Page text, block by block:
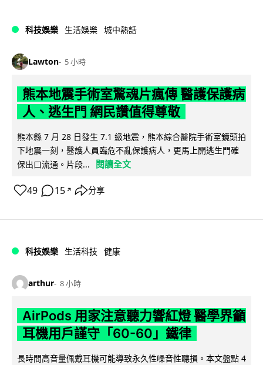
科技娛樂 生活娛樂 城中熱話
Lawton 5 小時
熊本地震手術室驚魂片瘋傳 醫護保護病
人、逃生門 網民讚值得尊敬
熊本縣 7 月 28 日發生 7.1 級地震，熊本綜合醫院手術室鏡頭拍
下地震一刻，醫護人員臨危不亂保護病人，更馬上開逃生門確
保出口流通。片段...
閱讀全文
49 15 ↗ 分享
科技娛樂 生活科技 健康
arthur 8 小時
AirPods 用家注意聽力響紅燈 醫學界籲
耳機用戶謹守「60-60」鐵律
長時間高音量佩戴耳機可能導致永久性噪音性聽損。本文盤點 4